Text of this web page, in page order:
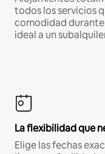
todos los servicios
comodidad durante
ideal a un
La flexibilidad que
Elige las fechas